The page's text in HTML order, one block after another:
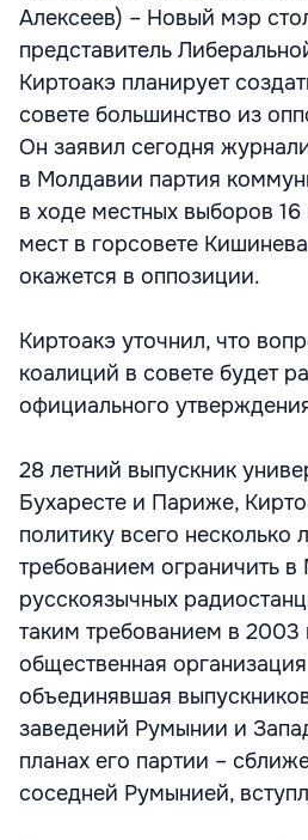
Алексеев) – Новый мэр
представитель
Киртоакэ планирует
совете большинство из
Он заявил сегодня
в Молдавии партия
в ходе местных выборов 16
мест в горсовете
окажется в оппозиции.
Киртоакэ уточнил, что
коалиций в совете будет
официального
28 летний выпускник
Бухаресте и Париже,
политику всего несколько
требованием ограничить
русскоязычных
таким требованием в 2003
общественная
объединявшая
заведений Румынии и
планах его партии –
соседней Румынией,